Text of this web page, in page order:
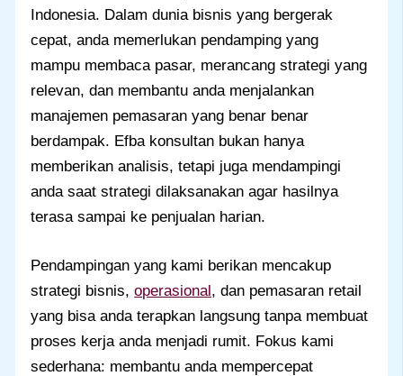
Indonesia. Dalam dunia bisnis yang bergerak
cepat, anda memerlukan pendamping yang
mampu membaca pasar, merancang strategi yang
relevan, dan membantu anda menjalankan
manajemen pemasaran yang benar benar
berdampak. Efba konsultan bukan hanya
memberikan analisis, tetapi juga mendampingi
anda saat strategi dilaksanakan agar hasilnya
terasa sampai ke penjualan harian.
Pendampingan yang kami berikan mencakup
strategi bisnis,operasional, dan pemasaran retail
yang bisa anda terapkan langsung tanpa membuat
proses kerja anda menjadi rumit. Fokus kami
sederhana: membantu anda mempercepat